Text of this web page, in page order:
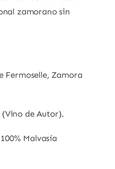
zamorano sin
Fermoselle, Zamora
(Vino de Autor).
100% Malvasía